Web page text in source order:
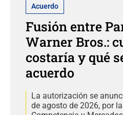
Acuerdo
Fusión entre
Warner Bros.:
costaría y qué
acuerdo
La autorización se
de agosto de 2026, por